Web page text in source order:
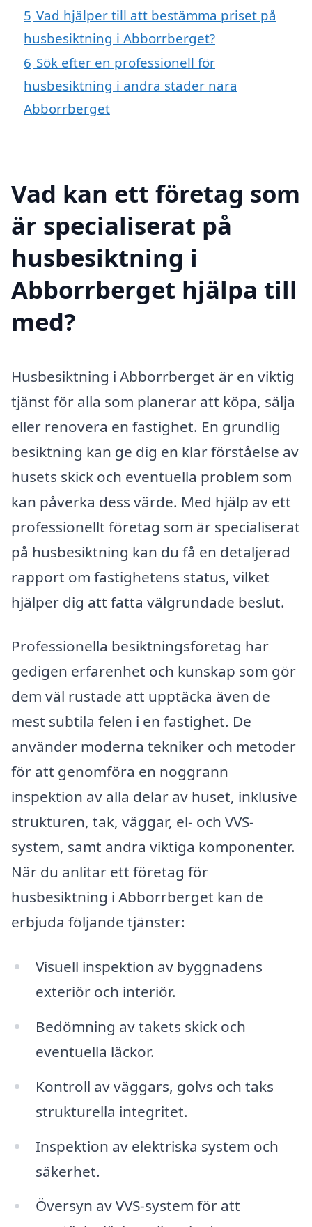
5 Vad hjälper till att bestämma priset på
husbesiktning i Abborrberget?
6 Sök efter en professionell för
husbesiktning i andra städer nära
Abborrberget
Vad kan ett företag som
är specialiserat på
husbesiktning i
Abborrberget hjälpa till
med?
Husbesiktning i Abborrberget är en viktig
tjänst för alla som planerar att köpa, sälja
eller renovera en fastighet. En grundlig
besiktning kan ge dig en klar förståelse av
husets skick och eventuella problem som
kan påverka dess värde. Med hjälp av ett
professionellt företag som är specialiserat
på husbesiktning kan du få en detaljerad
rapport om fastighetens status, vilket
hjälper dig att fatta välgrundade beslut.
Professionella besiktningsföretag har
gedigen erfarenhet och kunskap som gör
dem väl rustade att upptäcka även de
mest subtila felen i en fastighet. De
använder moderna tekniker och metoder
för att genomföra en noggrann
inspektion av alla delar av huset, inklusive
strukturen, tak, väggar, el- och VVS-
system, samt andra viktiga komponenter.
När du anlitar ett företag för
husbesiktning i Abborrberget kan de
erbjuda följande tjänster:
Visuell inspektion av byggnadens
exteriör och interiör.
Bedömning av takets skick och
eventuella läckor.
Kontroll av väggars, golvs och taks
strukturella integritet.
Inspektion av elektriska system och
säkerhet.
Översyn av VVS-system för att